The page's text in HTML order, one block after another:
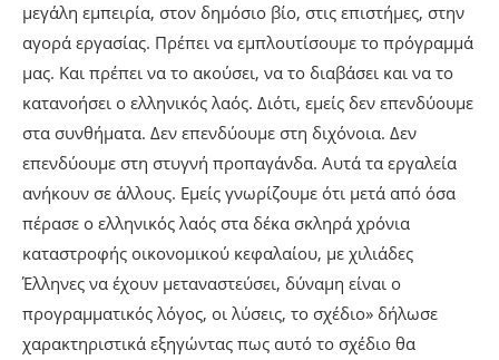
μεγάλη εμπειρία, στον δημόσιο βίο, στις επιστήμες, στην
αγορά εργασίας. Πρέπει να εμπλουτίσουμε το πρόγραμμά
μας. Και πρέπει να το ακούσει, να το διαβάσει και να το
κατανοήσει ο ελληνικός λαός. Διότι, εμείς δεν επενδύουμε
στα συνθήματα. Δεν επενδύουμε στη διχόνοια. Δεν
επενδύουμε στη στυγνή προπαγάνδα. Αυτά τα εργαλεία
ανήκουν σε άλλους. Εμείς γνωρίζουμε ότι μετά από όσα
πέρασε ο ελληνικός λαός στα δέκα σκληρά χρόνια
καταστροφής οικονομικού κεφαλαίου, με χιλιάδες
Έλληνες να έχουν μεταναστεύσει, δύναμη είναι ο
προγραμματικός λόγος, οι λύσεις, το σχέδιο» δήλωσε
χαρακτηριστικά εξηγώντας πως αυτό το σχέδιο θα